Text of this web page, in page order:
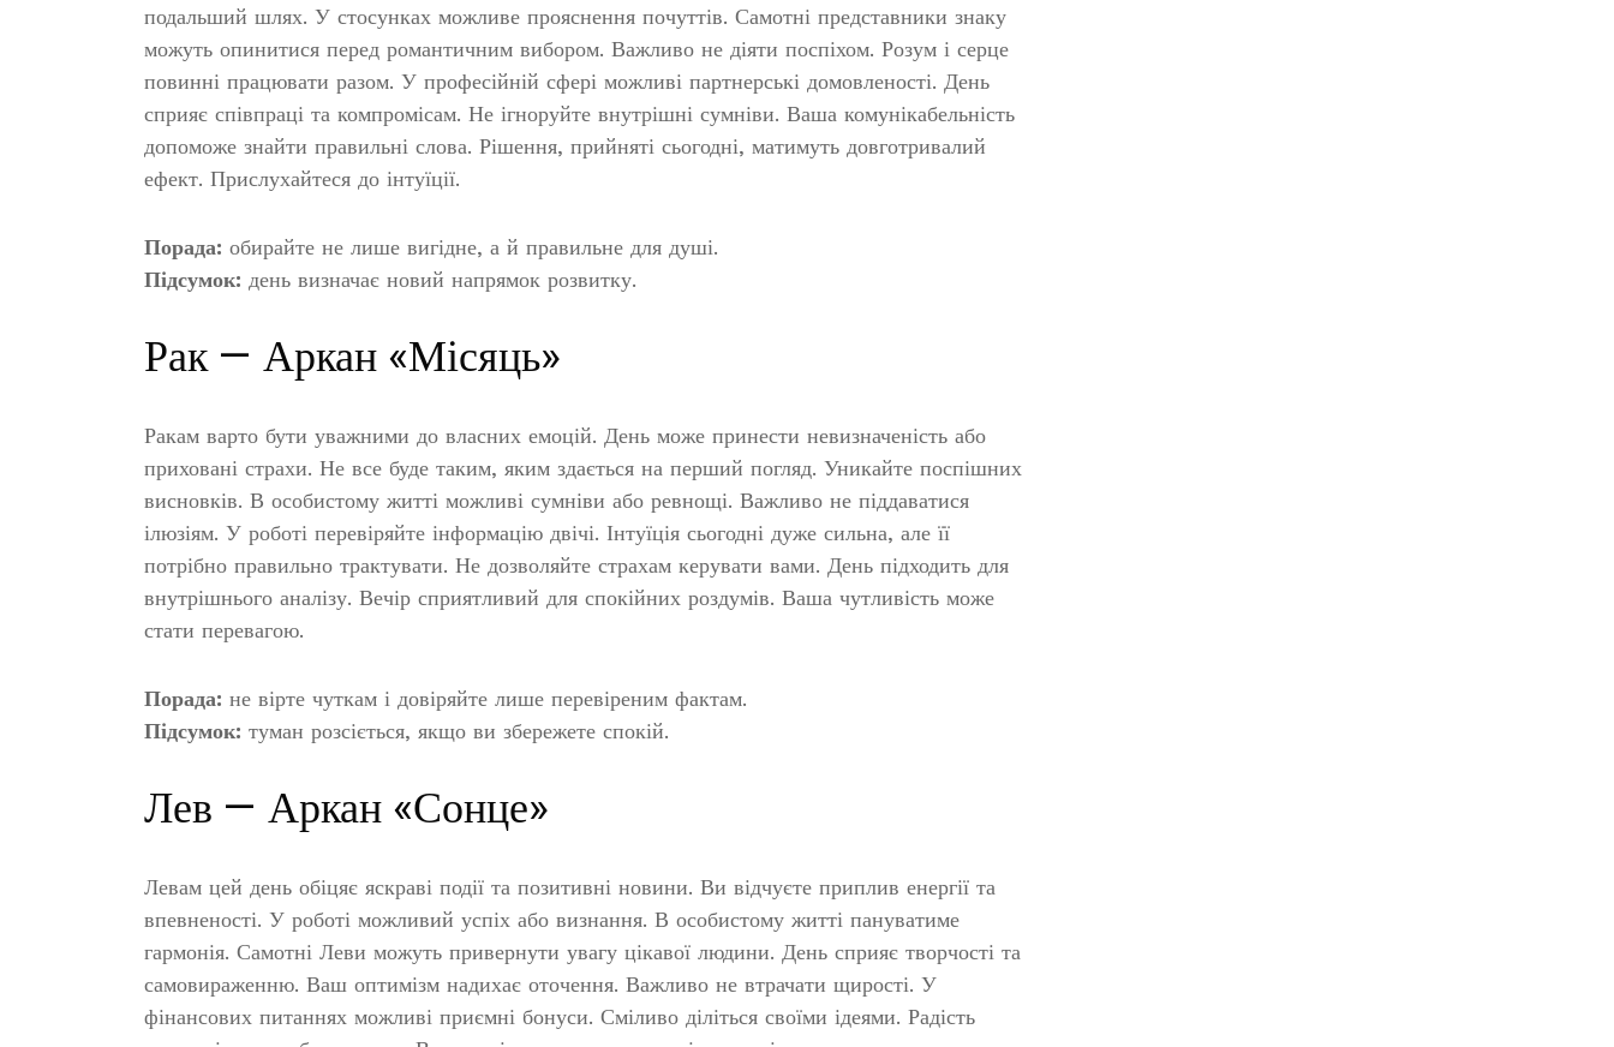
подальший шлях. У стосунках можливе прояснення почуттів. Самотні представники знаку
можуть опинитися перед романтичним вибором. Важливо не діяти поспіхом. Розум і серце
повинні працювати разом. У професійній сфері можливі партнерські домовленості. День
сприяє співпраці та компромісам. Не ігноруйте внутрішні сумніви. Ваша комунікабельність
допоможе знайти правильні слова. Рішення, прийняті сьогодні, матимуть довготривалий
ефект. Прислухайтеся до інтуїції.
Порада: обирайте не лише вигідне, а й правильне для душі.
Підсумок: день визначає новий напрямок розвитку.
Рак — Аркан «Місяць»
Ракам варто бути уважними до власних емоцій. День може принести невизначеність або
приховані страхи. Не все буде таким, яким здається на перший погляд. Уникайте поспішних
висновків. В особистому житті можливі сумніви або ревнощі. Важливо не піддаватися
ілюзіям. У роботі перевіряйте інформацію двічі. Інтуїція сьогодні дуже сильна, але її
потрібно правильно трактувати. Не дозволяйте страхам керувати вами. День підходить для
внутрішнього аналізу. Вечір сприятливий для спокійних роздумів. Ваша чутливість може
стати перевагою.
Порада: не вірте чуткам і довіряйте лише перевіреним фактам.
Підсумок: туман розсіється, якщо ви збережете спокій.
Лев — Аркан «Сонце»
Левам цей день обіцяє яскраві події та позитивні новини. Ви відчуєте приплив енергії та
впевненості. У роботі можливий успіх або визнання. В особистому житті пануватиме
гармонія. Самотні Леви можуть привернути увагу цікавої людини. День сприяє творчості та
самовираженню. Ваш оптимізм надихає оточення. Важливо не втрачати щирості. У
фінансових питаннях можливі приємні бонуси. Сміливо діліться своїми ідеями. Радість